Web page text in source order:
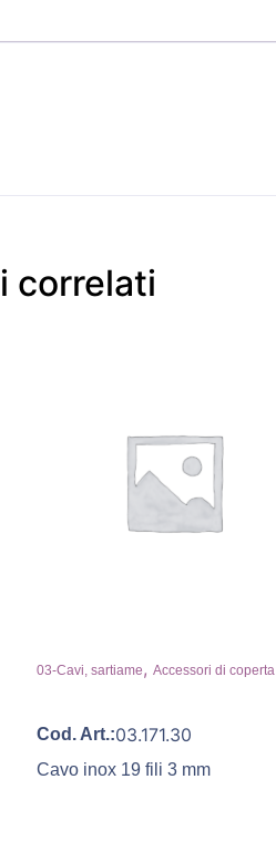
correlati
03-Cavi, sartiame, Accessori di coperta
Cod. Art.:03.171.30
Cavo inox 19 fili 3 mm